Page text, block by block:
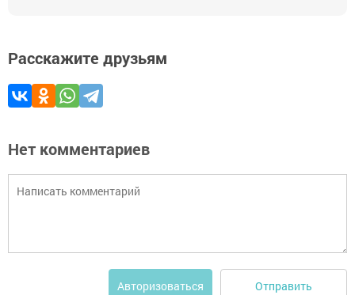
Расскажите друзьям
Нет комментариев
Авторизоваться Отправить